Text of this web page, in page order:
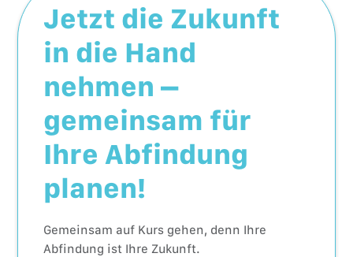
Jetzt die Zukunft
in die Hand
nehmen –
gemeinsam für
Ihre Abfindung
planen!
Gemeinsam auf Kurs gehen, denn Ihre
Abfindung ist Ihre Zukunft.